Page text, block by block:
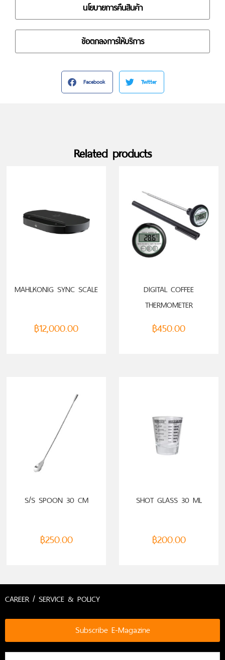
นโยบายการคืนสินค้า
ข้อตกลงการให้บริการ
Facebook Twitter
Related products
MAHLKONIG SYNC SCALE
฿12,000.00
DIGITAL COFFEE
THERMOMETER
฿450.00
S/S SPOON 30 CM
฿250.00
SHOT GLASS 30 ML
฿200.00
CAREER / SERVICE & POLICY
Subscribe E-Magazine